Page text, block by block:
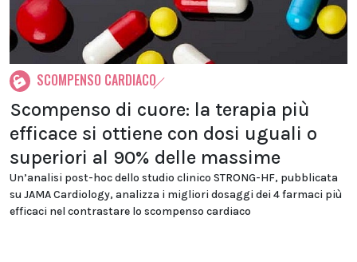
SCOMPENSO CARDIACO
Scompenso di cuore: la terapia più
efficace si ottiene con dosi uguali o
superiori al 90% delle massime
Un’analisi post-hoc dello studio clinico STRONG-HF, pubblicata
su JAMA Cardiology, analizza i migliori dosaggi dei 4 farmaci più
efficaci nel contrastare lo scompenso cardiaco